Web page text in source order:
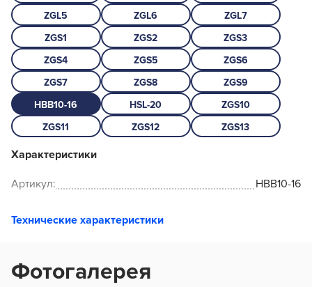
ZGL5
ZGL6
ZGL7
ZGS1
ZGS2
ZGS3
ZGS4
ZGS5
ZGS6
ZGS7
ZGS8
ZGS9
HBB10-16
HSL-20
ZGS10
ZGS11
ZGS12 ZGS13
Характеристики
Артикул: HBB10-16
Технические характеристики
Фотогалерея